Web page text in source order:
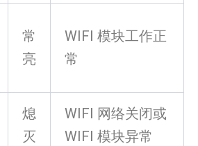
常
亮
WIFI 模块工作正
常
熄
灭
WIFI 网络关闭或
WIFI 模块异常